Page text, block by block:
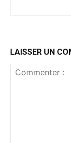
LAISSER UN